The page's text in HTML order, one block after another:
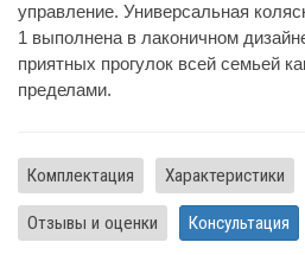
управление. Универсальная
1 выполнена в лаконичном
приятных прогулок всей семьей
пределами.
Комплектация Характеристики
Отзывы и оценки Консультация